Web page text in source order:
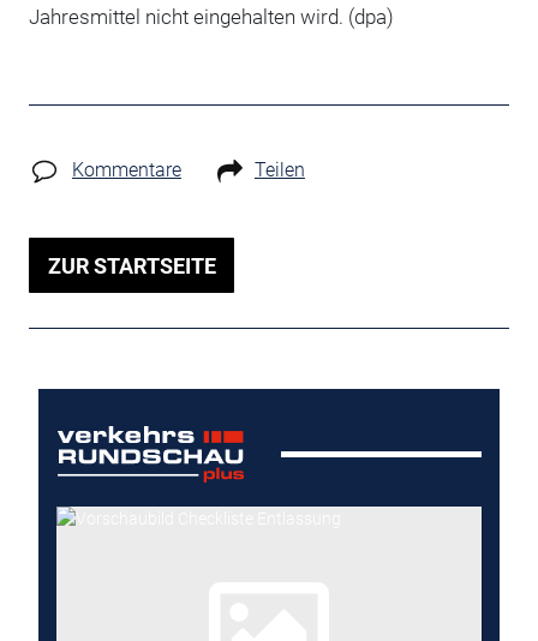
Jahresmittel nicht eingehalten wird. (dpa)
Kommentare Teilen
ZUR STARTSEITE